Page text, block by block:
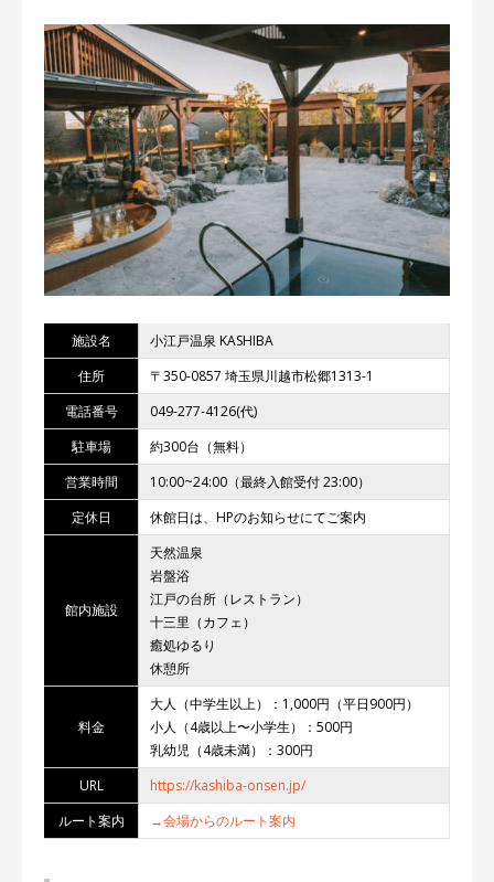
施設名
小江戸温泉 KASHIBA
住所
〒350-0857 埼玉県川越市松郷1313-1
電話番号
049-277-4126(代)
駐車場
約300台（無料）
営業時間
10:00~24:00（最終入館受付 23:00）
定休日
休館日は、HPのお知らせにてご案内
館内施設
天然温泉
岩盤浴
江戸の台所（レストラン）
十三里（カフェ）
癒処ゆるり
休憩所
料金
大人（中学生以上）：1,000円（平日900円）
小人（4歳以上〜小学生）：500円
乳幼児（4歳未満）：300円
URL
https://kashiba-onsen.jp/
ルート案内
→会場からのルート案内